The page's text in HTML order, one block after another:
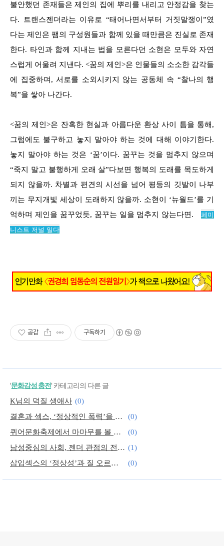
불안했던 존재들은 제인의 집에 뿌리를 내리고 안정감을 찾는
다. 트랜스젠더라는 이유로 “태어나면서부터 거짓말쟁이”였
다는 제인은 팸의 구성원들과 함께 있을 때만큼은 진실로 존재
한다. 타인과 함께 지내는 법을 모른다던 소현은 모두와 자연
스럽게 어울려 지낸다. <꿈의 제인>은 인물들의 소소한 감각들
에 집중하며, 서로를 소외시키지 않는 공동체 속 “찰나의 행
복”을 쌓아 나간다.
<꿈의 제인>은 잔혹한 현실과 아름다운 환상 사이 틈을 통해,
그럼에도 불구하고 놓지 말아야 하는 것에 대해 이야기한다.
놓지 말아야 하는 것은 ‘꿈’이다. 꿈꾸는 것을 멈추지 않으며
“죽지 말고 불행하게 오래 살”다보면 행복의 도래를 목도하게
되지 않을까. 차별과 편견의 시선을 넘어 평등의 깃발이 나부
끼는 무지개빛 세상이 도래하지 않을까. 소현이 ‘뉴월드’를 기
억하며 제인을 꿈꾸었듯, 꿈꾸는 일을 멈추지 않는다면.
페미
니스트 저널 일다
공감 구독하기
'문화감성 충전' 카테고리의 다른 글
K님의 덕질 생애사 (0)
결혼과 섹스, ‘정상적인 폭력’을 증언하다
(0)
퀴어문화축제에서 마마무를 볼 날이 올까?
(0)
남성중심의 사회, 젠더 관점의 전시가 필요해 (1)
삽입섹스의 ‘정상성’과 질 오르가즘의 허구
(0)
어떤 상황에서도 자신의 태도를 선택할 수 있는 자유
(0)